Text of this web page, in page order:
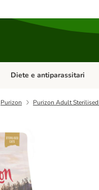
Cani
Apri Menu Categoria: Gatti
Diete e antiparassitari
Purizon Purizon Adult